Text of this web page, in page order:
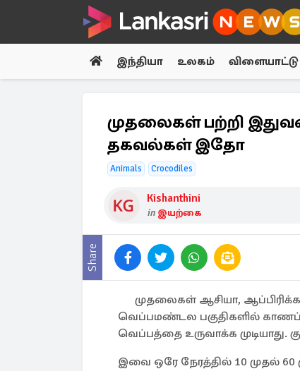
இந்தியா உலகம் விளையாட்டு
முதலைகள் பற்றி
தகவல்கள் இதோ
Animals Crocodiles
Kishanthini
in இயற்கை
Share
முதலைகள் ஆசியா,
வெப்பமண்டல பகுதிகளில்
வெப்பத்தை உருவாக்க
இவை ஒரே நேரத்தில் 10 முதல்